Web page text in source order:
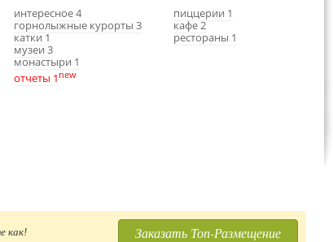
интересное 4
горнолыжные курорты 3
катки 1
музеи 3
монастыри 1
отчеты 1 new
пиццерии 1
кафе 2
рестораны 1
как! Заказать Топ-Размещение